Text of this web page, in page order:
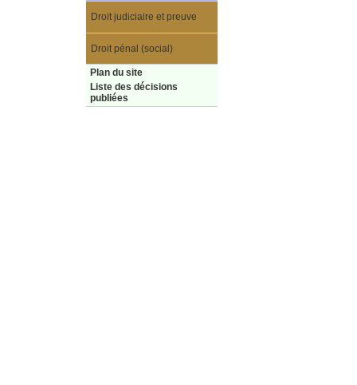
Droit judiciaire et preuve
Droit pénal (social)
Plan du site
Liste des décisions
publiées